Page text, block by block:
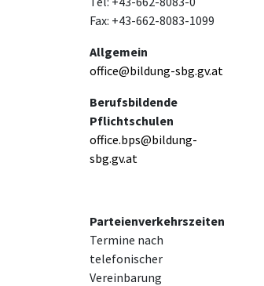
Fax: +43-662-8083-1099
Allgemein
office@bildung-sbg.gv.at
Berufsbildende
Pflichtschulen
office.bps@bildung-
sbg.gv.at
Parteienverkehrszeiten
Termine nach
telefonischer
Vereinbarung